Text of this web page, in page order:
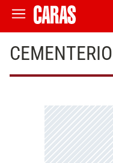
CEMENTERIO